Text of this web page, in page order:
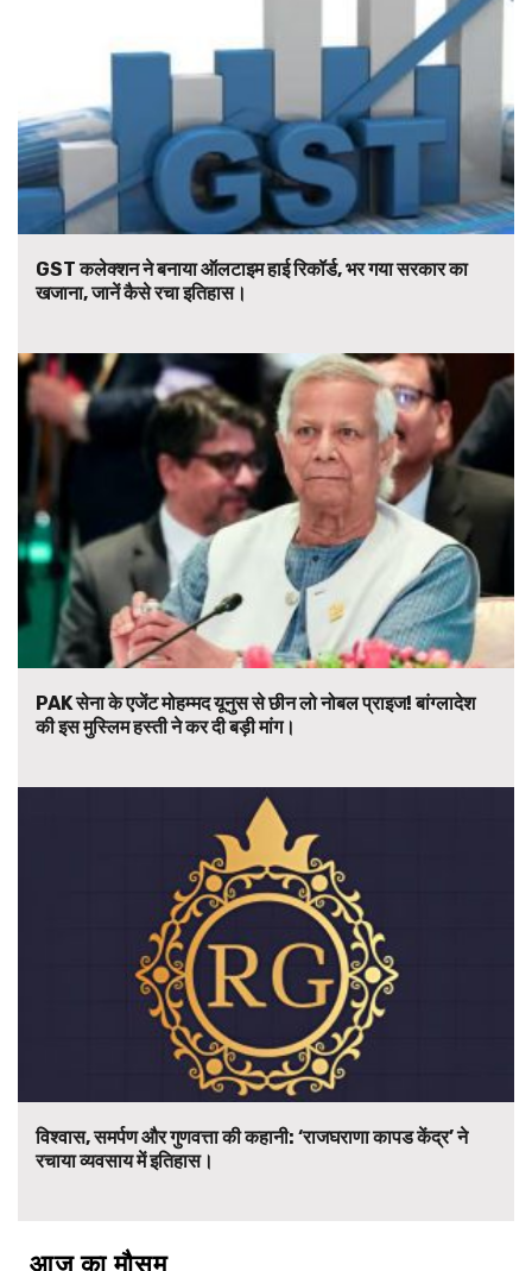
GST कलेक्शन ने बनाया ऑलटाइम हाई रिकॉर्ड, भर गया सरकार का
खजाना, जानें कैसे रचा इतिहास।
PAK सेना के एजेंट मोहम्मद यूनुस से छीन लो नोबल प्राइज! बांग्लादेश
की इस मुस्लिम हस्ती ने कर दी बड़ी मांग।
विश्वास, समर्पण और गुणवत्ता की कहानी: ‘राजघराणा कापड केंद्र’ ने
रचाया व्यवसाय में इतिहास।